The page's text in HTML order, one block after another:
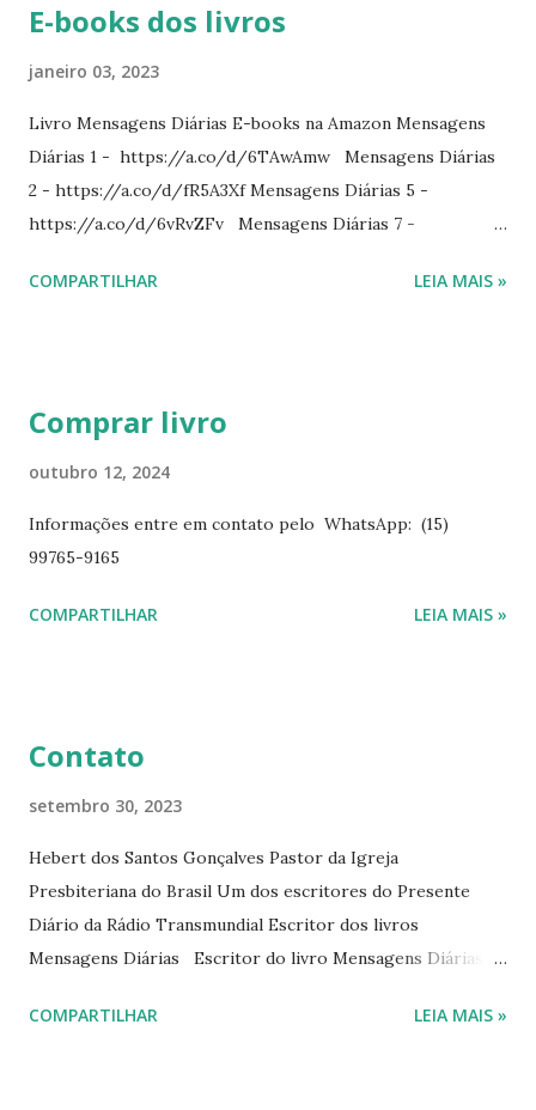
E-books dos livros
janeiro 03, 2023
Livro Mensagens Diárias E-books na Amazon Mensagens
Diárias 1 - https://a.co/d/6TAwAmw Mensagens Diárias
2 - https://a.co/d/fR5A3Xf Mensagens Diárias 5 -
https://a.co/d/6vRvZFv Mensagens Diárias 7 -
https://a.co/d/h4iP1oj Mensagens Diárias 10 -
Mensagens Diárias 4 -
mensagens diárias traz uma meditação para cada dia do
ano. Passagens bíblicas, ilustrações, histórias
Diário da Rádio Trans mundial a mais de 15 anos. Escreveu o
COMPARTILHAR LEIA MAIS »
Comprar livro
outubro 12, 2024
Informações entre em contato pelo WhatsApp: (15)
99765-9165
COMPARTILHAR LEIA MAIS »
Contato
setembro 30, 2023
Hebert dos Santos Gonçalves Pastor da Igreja
Presbiteriana do Brasil Um dos escritores do Presente
Diário da Rádio Transmundial Escritor dos livros
Mensagens Diárias Escritor do livro Mensagens Diárias da
livromensagensdiarias@gmail.com Whatsapp: (15) 99765-
COMPARTILHAR LEIA MAIS »